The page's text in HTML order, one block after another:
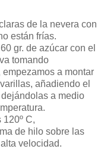
de la nevera con
están frías.
gr. de azúcar con el
tomando
a montar
añadiendo el
a medio
C,
de hilo sobre las
velocidad.